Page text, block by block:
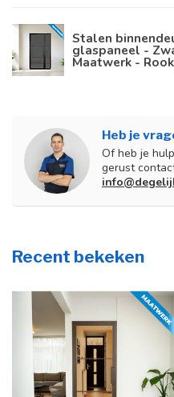
Stalen
glaspaneel -
Maatwerk -
Heb je
Of heb je
gerust
Recent bekeken